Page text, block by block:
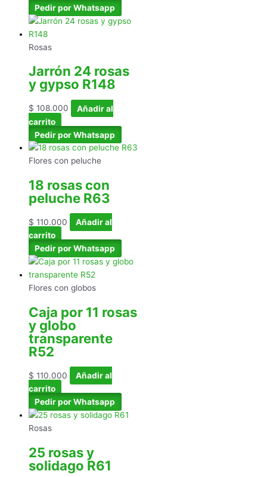
Pedir por Whatsapp
Rosas
Jarrón 24 rosas
y gypso R148
$ 108.000
Añadir al
carrito
Pedir por Whatsapp
Flores con peluche
18 rosas con
peluche R63
$ 110.000
Añadir al
carrito
Pedir por Whatsapp
Flores con globos
Caja por 11 rosas
y globo
transparente
R52
$ 110.000
Añadir al
carrito
Pedir por Whatsapp
Rosas
25 rosas y
solidago R61